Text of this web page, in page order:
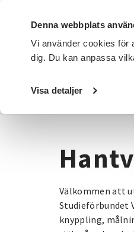
Denna webbplats
Vi använder cookies för
dig. Du kan anpassa
Visa detaljer
DET HÄR GÖR VI FÖR
Startsida / Kurser och
Välkommen att
Studieförbundet
knyppling,